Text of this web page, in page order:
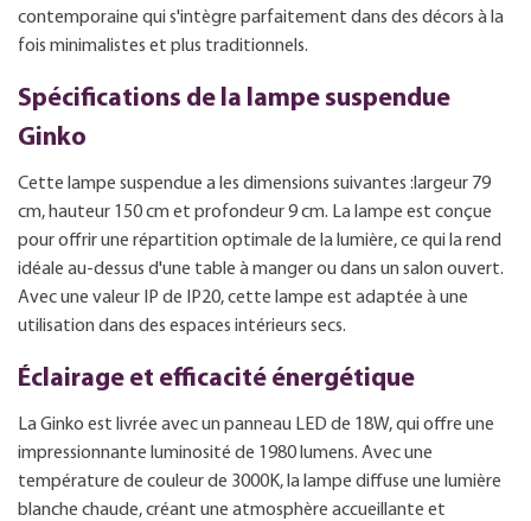
contemporaine qui s'intègre parfaitement dans des décors à la
fois minimalistes et plus traditionnels.
Spécifications de la lampe suspendue
Ginko
Cette lampe suspendue a les dimensions suivantes :largeur 79
cm, hauteur 150 cm et profondeur 9 cm. La lampe est conçue
pour offrir une répartition optimale de la lumière, ce qui la rend
idéale au-dessus d'une table à manger ou dans un salon ouvert.
Avec une valeur IP de IP20, cette lampe est adaptée à une
utilisation dans des espaces intérieurs secs.
Éclairage et efficacité énergétique
La Ginko est livrée avec un panneau LED de 18W, qui offre une
impressionnante luminosité de 1980 lumens. Avec une
température de couleur de 3000K, la lampe diffuse une lumière
blanche chaude, créant une atmosphère accueillante et